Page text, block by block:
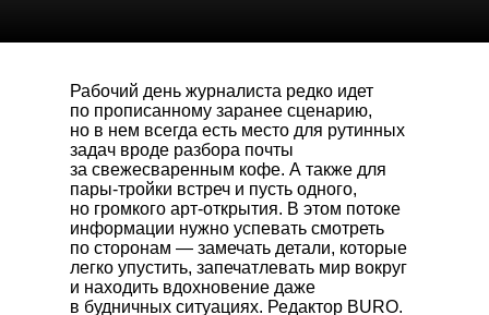
Рабочий день журналиста редко идет
по прописанному заранее сценарию,
но в нем всегда есть место для рутинных
задач вроде разбора почты
за свежесваренным кофе. А также для
пары-тройки встреч и пусть одного,
но громкого арт-открытия. В этом потоке
информации нужно успевать смотреть
по сторонам — замечать детали, которые
легко упустить, запечатлевать мир вокруг
и находить вдохновение даже
в будничных ситуациях. Редактор BURO.